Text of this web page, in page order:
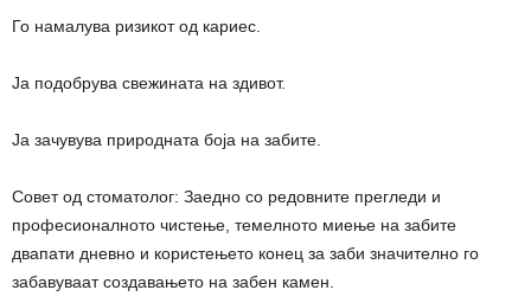
Го намалува ризикот од кариес.
Ја подобрува свежината на здивот.
Ја зачувува природната боја на забите.
Совет од стоматолог: Заедно со редовните прегледи и
професионалното чистење, темелното миење на забите
двапати дневно и користењето конец за заби значително го
забавуваат создавањето на забен камен.